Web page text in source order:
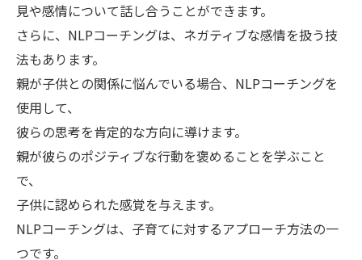
見や感情について話し合うことができます。
さらに、NLPコーチングは、ネガティブな感情を扱う技
法もあります。
親が子供との関係に悩んでいる場合、NLPコーチングを
使用して、
彼らの思考を肯定的な方向に導けます。
親が彼らのポジティブな行動を褒めることを学ぶこと
で、
子供に認められた感覚を与えます。
NLPコーチングは、子育てに対するアプローチ方法の一
つです。